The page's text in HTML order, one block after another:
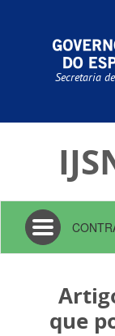
Secretaria
Toggle
navigation
que